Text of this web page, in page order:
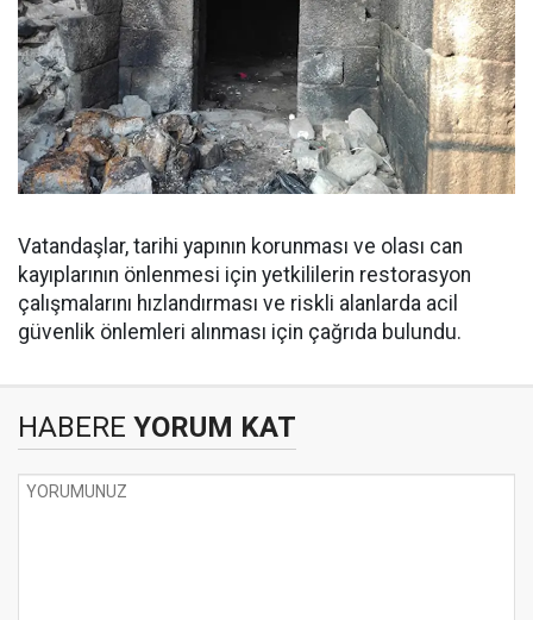
Vatandaşlar, tarihi yapının korunması ve olası can
kayıplarının önlenmesi için yetkililerin restorasyon
çalışmalarını hızlandırması ve riskli alanlarda acil
güvenlik önlemleri alınması için çağrıda bulundu.
HABERE YORUM KAT